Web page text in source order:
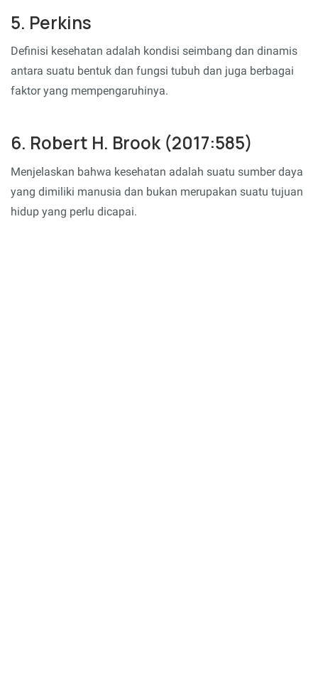
5. Perkins
Definisi kesehatan adalah kondisi seimbang dan dinamis
antara suatu bentuk dan fungsi tubuh dan juga berbagai
faktor yang mempengaruhinya.
6. Robert H. Brook (2017:585)
Menjelaskan bahwa kesehatan adalah suatu sumber daya
yang dimiliki manusia dan bukan merupakan suatu tujuan
hidup yang perlu dicapai.